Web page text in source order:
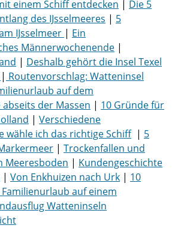
einem Schiff entdecken | Die 5
des IJsselmeeres | 5
IJsselmeer | Ein
Männerwochenende |
| Deshalb gehört die Insel Texel
| Routenvorschlag: Watteninsel
auf dem
abseits der Massen | 10 Gründe für
| Verschiedene
wähle ich das richtige Schiff| 5
| Trockenfallen und
Meeresboden | Kundengeschichte
| Von Enkhuizen nach Urk | 10
auf einem
Watteninseln